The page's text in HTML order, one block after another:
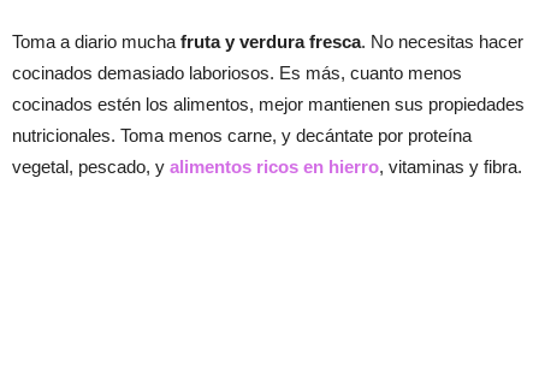
Toma a diario mucha fruta y verdura fresca. No necesitas hacer
cocinados demasiado laboriosos. Es más, cuanto menos
cocinados estén los alimentos, mejor mantienen sus propiedades
nutricionales. Toma menos carne, y decántate por proteína
vegetal, pescado, y alimentos ricos en hierro, vitaminas y fibra.